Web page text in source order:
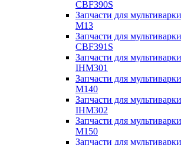
CBF390S
Запчасти для
M13
Запчасти для
CBF391S
Запчасти для
IHM301
Запчасти для
M140
Запчасти для
IHM302
Запчасти для
M150
Запчасти для